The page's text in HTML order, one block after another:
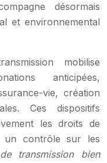
désormais
et environnemental
mobilise
anticipées,
vie, création
Ces dispositifs
les droits de
un contrôle sur les
transmission bien